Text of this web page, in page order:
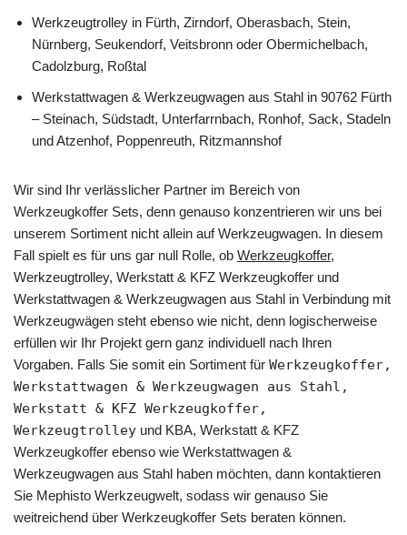
Werkzeugtrolley in Fürth, Zirndorf, Oberasbach, Stein,
Nürnberg, Seukendorf, Veitsbronn oder Obermichelbach,
Cadolzburg, Roßtal
Werkstattwagen & Werkzeugwagen aus Stahl in 90762 Fürth
– Steinach, Südstadt, Unterfarrnbach, Ronhof, Sack, Stadeln
und Atzenhof, Poppenreuth, Ritzmannshof
Wir sind Ihr verlässlicher Partner im Bereich von
Werkzeugkoffer Sets, denn genauso konzentrieren wir uns bei
unserem Sortiment nicht allein auf Werkzeugwagen. In diesem
Fall spielt es für uns gar null Rolle, ob Werkzeugkoffer,
Werkzeugtrolley, Werkstatt & KFZ Werkzeugkoffer und
Werkstattwagen & Werkzeugwagen aus Stahl in Verbindung mit
Werkzeugwägen steht ebenso wie nicht, denn logischerweise
erfüllen wir Ihr Projekt gern ganz individuell nach Ihren
Vorgaben. Falls Sie somit ein Sortiment für Werkzeugkoffer,
Werkstattwagen & Werkzeugwagen aus Stahl,
Werkstatt & KFZ Werkzeugkoffer,
Werkzeugtrolley und KBA, Werkstatt & KFZ
Werkzeugkoffer ebenso wie Werkstattwagen &
Werkzeugwagen aus Stahl haben möchten, dann kontaktieren
Sie Mephisto Werkzeugwelt, sodass wir genauso Sie
weitreichend über Werkzeugkoffer Sets beraten können.